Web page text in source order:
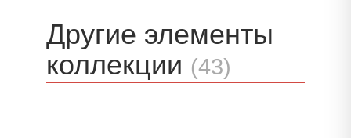
Другие элементы
коллекции (43)